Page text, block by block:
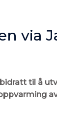
via
til å